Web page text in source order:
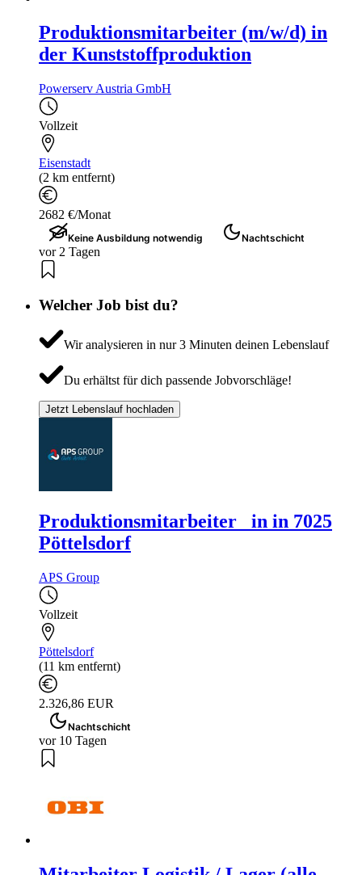
Produktionsmitarbeiter (m/w/d) in
der Kunststoffproduktion
Powerserv Austria GmbH
Vollzeit
Eisenstadt
(2 km entfernt)
2682 €/Monat
Keine Ausbildung notwendig Nachtschicht
vor 2 Tagen
Welcher Job bist du?
Wir analysieren in nur 3 Minuten deinen Lebenslauf
Du erhältst für dich passende Jobvorschläge!
Jetzt Lebenslauf hochladen
Produktionsmitarbeiter_ in in 7025
Pöttelsdorf
APS Group
Vollzeit
Pöttelsdorf
(11 km entfernt)
2.326,86 EUR
Nachtschicht
vor 10 Tagen